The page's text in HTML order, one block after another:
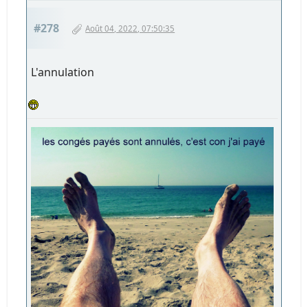
#278 Août 04, 2022, 07:50:35
L'annulation